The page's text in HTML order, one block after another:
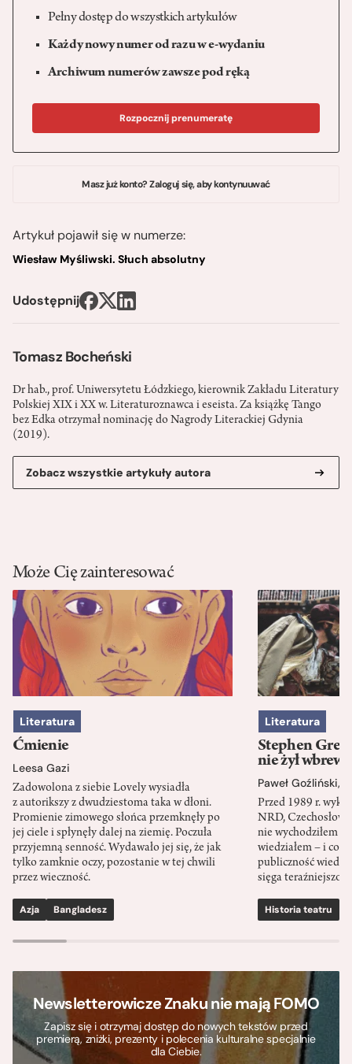
Tomasz Bocheński
Dr hab., prof. Uniwersytetu Łódzkiego, kierownik Zakładu Literatury
Polskiej XIX i XX w. Literaturoznawca i eseista. Za książkę Tango
bez Edka otrzymał nominację do Nagrody Literackiej Gdynia
(2019).
Zobacz wszystkie artykuły autora
Pełny dostęp do wszystkich artykułów
Każdy nowy numer od razu w e-wydaniu
Archiwum numerów zawsze pod ręką
Rozpocznij prenumeratę
Masz już konto? Zaloguj się, aby kontynuuwać
Artykuł pojawił się w numerze:
Wiesław Myśliwski. Słuch absolutny
Udostępnij
Może Cię zainteresować
Literatura
Ćmienie
Leesa Gazi
Zadowolona z siebie Lovely wysiadła
z autorikszy z dwudziestoma taka w dłoni.
Promienie zimowego słońca przemknęły po
jej ciele i spłynęły dalej na ziemię. Poczuła
przyjemną senność. Wydawało jej się, że jak
tylko zamknie oczy, pozostanie w tej chwili
przez wieczność.
Azja Bangladesz
Literatura
Stephen
nie żył wbrew
Paweł Goźliński,
Przed 1989 r.
NRD,
nie wychodziłem
wiedziałem – i co
publiczność
sięga
Historia teatru
Newsletterowicze Znaku nie mają FOMO
Zapisz się i otrzymaj dostęp do nowych tekstów przed
premierą, zniżki, prezenty i polecenia kulturalne specjalnie
dla Ciebie.